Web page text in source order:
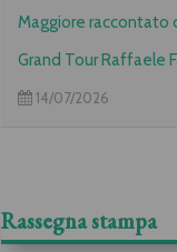
Maggiore raccontato
Grand Tour Raffaele
14/07/2026
Rassegna stampa